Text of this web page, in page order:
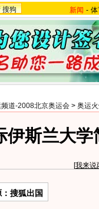
搜狗 新闻 -
道-2008北京奥运会 > 奥运
伊斯兰大学
[我来说
搜狐出国